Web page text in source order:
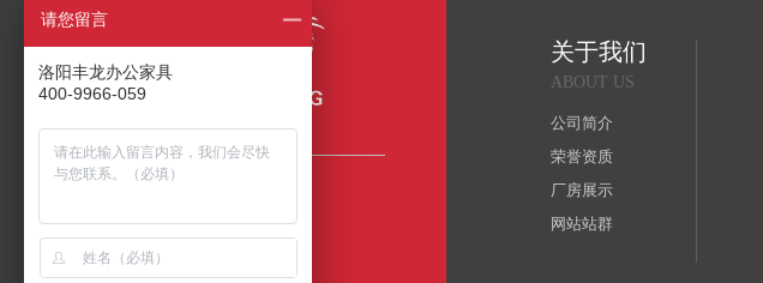
400-9966-059
公司地址
关于我们
ABOUT US
公司简介
荣誉资质
厂房展示
网站站群
请您留言
洛阳丰龙办公家具
400-9966-059